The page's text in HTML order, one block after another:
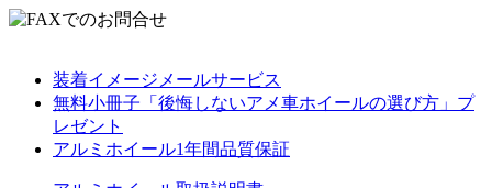
装着イメージメールサービス
無料小冊子「後悔しないアメ車ホイールの選び方」プ
レゼント
アルミホイール1年間品質保証